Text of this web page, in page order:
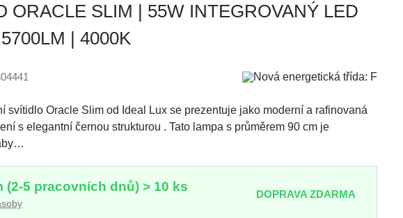
ORACLE SLIM | 55W INTEGROVANÝ LED
| 4000K
svítidlo Oracle Slim od Ideal Lux se prezentuje jako moderní a rafinovaná
s elegantní černou strukturou . Tato lampa s průměrem 90 cm je
(2-5 pracovních dnů) > 10 ks DOPRAVA ZDARMA